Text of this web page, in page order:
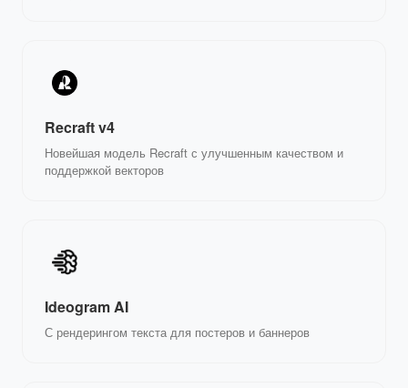
Recraft v4
Новейшая модель Recraft с улучшенным качеством и
поддержкой векторов
Ideogram AI
С рендерингом текста для постеров и баннеров